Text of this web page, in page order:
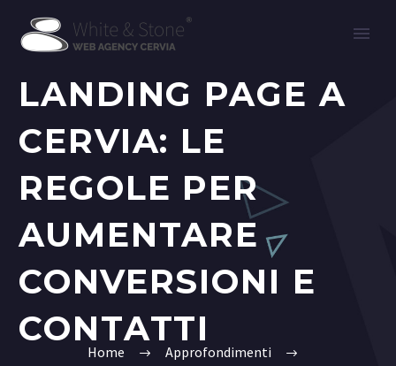
LANDING PAGE A
CERVIA: LE
REGOLE PER
AUMENTARE
CONVERSIONI E
CONTATTI
Home
Approfondimenti